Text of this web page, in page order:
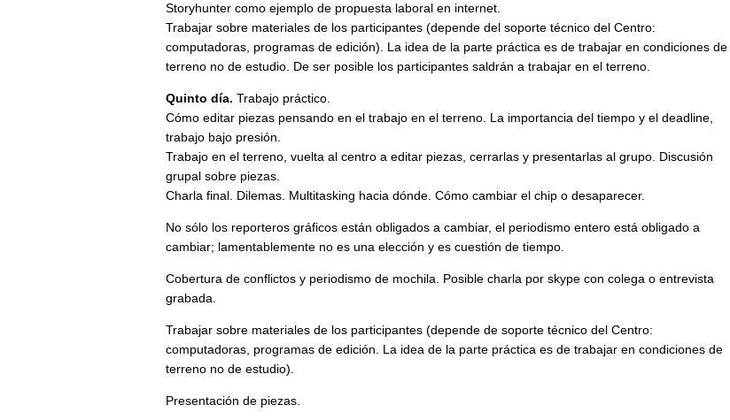
Storyhunter como ejemplo de propuesta laboral en internet.
Trabajar sobre materiales de los participantes (depende del soporte técnico del Centro:
computadoras, programas de edición). La idea de la parte práctica es de trabajar en condiciones de
terreno no de estudio. De ser posible los participantes saldrán a trabajar en el terreno.
Quinto día. Trabajo práctico.
Cómo editar piezas pensando en el trabajo en el terreno. La importancia del tiempo y el deadline,
trabajo bajo presión.
Trabajo en el terreno, vuelta al centro a editar piezas, cerrarlas y presentarlas al grupo. Discusión
grupal sobre piezas.
Charla final. Dilemas. Multitasking hacia dónde. Cómo cambiar el chip o desaparecer.
No sólo los reporteros gráficos están obligados a cambiar, el periodismo entero está obligado a
cambiar; lamentablemente no es una elección y es cuestión de tiempo.
Cobertura de conflictos y periodismo de mochila. Posible charla por skype con colega o entrevista
grabada.
Trabajar sobre materiales de los participantes (depende de soporte técnico del Centro:
computadoras, programas de edición. La idea de la parte práctica es de trabajar en condiciones de
terreno no de estudio).
Presentación de piezas.